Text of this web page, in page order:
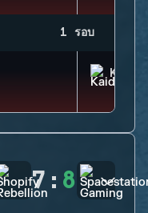
1 รอบ
KAID
7 : 8